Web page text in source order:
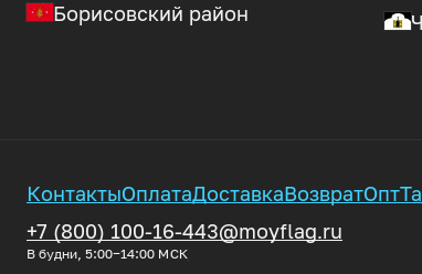
Борисовский район
КонтактыОплатаДоставкаВозвратОпт
+7 (800) 100-16-44
В будни, 5:00‒14:00 МСК
3@moyflag.ru